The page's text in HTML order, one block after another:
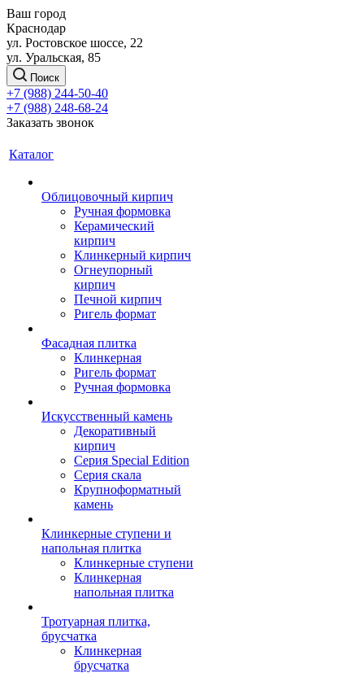
Ваш город
Краснодар
ул. Ростовское шоссе, 22
ул. Уральская, 85
Поиск
+7 (988) 244-50-40
+7 (988) 248-68-24
Заказать звонок
Каталог
Облицовочный кирпич
Ручная формовка
Керамический
кирпич
Клинкерный кирпич
Огнеупорный
кирпич
Печной кирпич
Ригель формат
Фасадная плитка
Клинкерная
Ригель формат
Ручная формовка
Искусственный камень
Декоративный
кирпич
Серия Special Edition
Серия скала
Крупноформатный
камень
Клинкерные ступени и
напольная плитка
Клинкерные ступени
Клинкерная
напольная плитка
Тротуарная плитка,
брусчатка
Клинкерная
брусчатка